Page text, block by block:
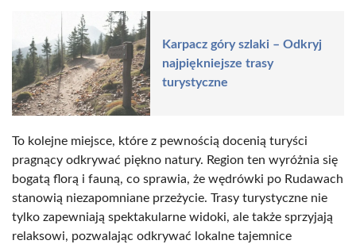
Karpacz góry szlaki – Odkryj
najpiękniejsze trasy
turystyczne
To kolejne miejsce, które z pewnością docenią turyści
pragnący odkrywać piękno natury. Region ten wyróżnia się
bogatą florą i fauną, co sprawia, że wędrówki po Rudawach
stanowią niezapomniane przeżycie. Trasy turystyczne nie
tylko zapewniają spektakularne widoki, ale także sprzyjają
relaksowi, pozwalając odkrywać lokalne tajemnice